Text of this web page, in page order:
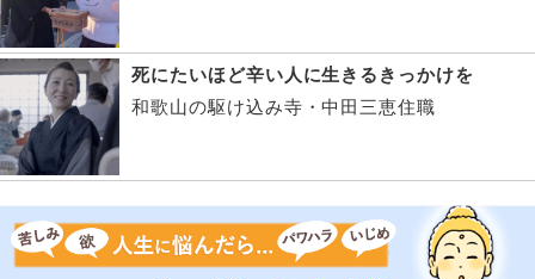
死にたいほど辛い人に生きるきっかけを
和歌山の駆け込み寺・中田三恵住職